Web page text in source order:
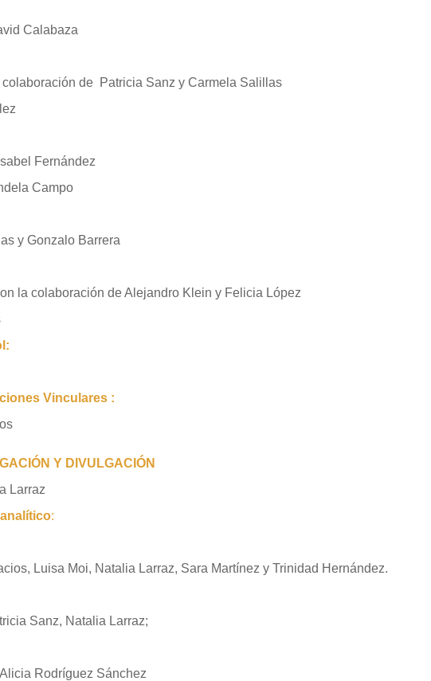
Calabaza
de Patricia Sanz y Carmela Salillas
Fernández
Campo
yGonzalo Barrera
la colaboración de Alejandro Klein y Felicia López
Vinculares :
Y DIVULGACIÓN
Larraz
:
Luisa Moi, Natalia Larraz, Sara Martínez y Trinidad Hernández.
Sanz, Natalia Larraz;
Rodríguez Sánchez